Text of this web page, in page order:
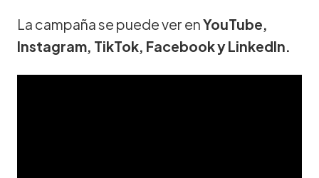
La campaña se puede ver enYouTube,
Instagram, TikTok, Facebook y LinkedIn.